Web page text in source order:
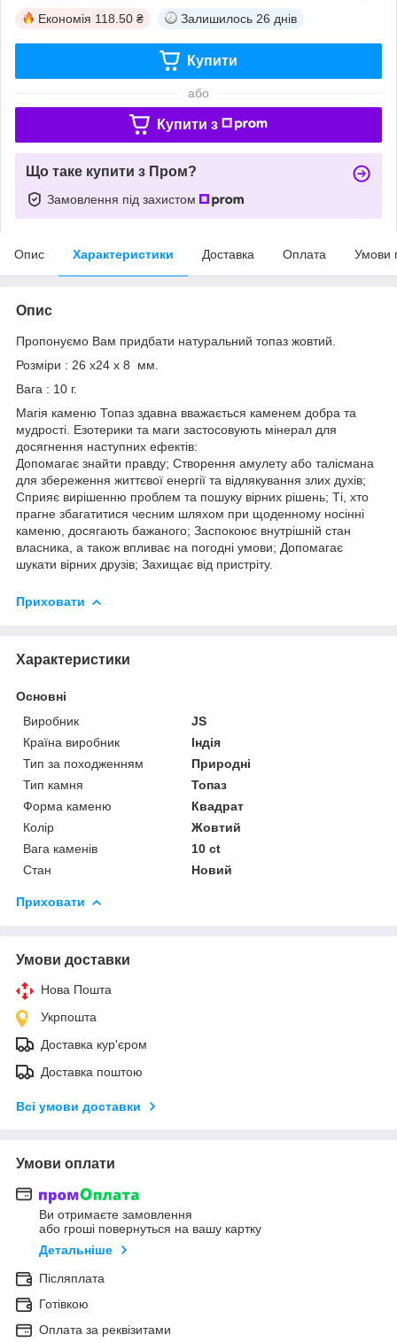
Економія 118.50 ₴ Залишилось 26 днів
Купити
або
Купити з
Що таке купити з Пром?
Замовлення під захистом
Опис Характеристики Доставка Оплата Умови
Опис
Пропонуємо Вам придбати натуральний топаз жовтий.
Розміри : 26 х24 х 8 мм.
Вага : 10 г.
Магія каменю Топаз здавна вважається каменем добра та
мудрості. Езотерики та маги застосовують мінерал для
досягнення наступних ефектів:
Допомагає знайти правду; Створення амулету або талісмана
для збереження життєвої енергії та відлякування злих духів;
Сприяє вирішенню проблем та пошуку вірних рішень; Ті, хто
прагне збагатитися чесним шляхом при щоденному носінні
каменю, досягають бажаного; Заспокоює внутрішній стан
власника, а також впливає на погодні умови; Допомагає
шукати вірних друзів; Захищає від пристріту.
Приховати
Характеристики
Основні
Виробник
JS
Країна виробник
Індія
Тип за походженням
Природні
Тип камня
Топаз
Форма каменю
Квадрат
Колір
Жовтий
Вага каменів
10 ct
Стан
Новий
Приховати
Умови доставки
Нова Пошта
Укрпошта
Доставка кур'єром
Доставка поштою
Всі умови доставки
Умови оплати
Ви отримаєте замовлення
або гроші повернуться на вашу картку
Детальніше
Післяплата
Готівкою
Оплата за реквізитами